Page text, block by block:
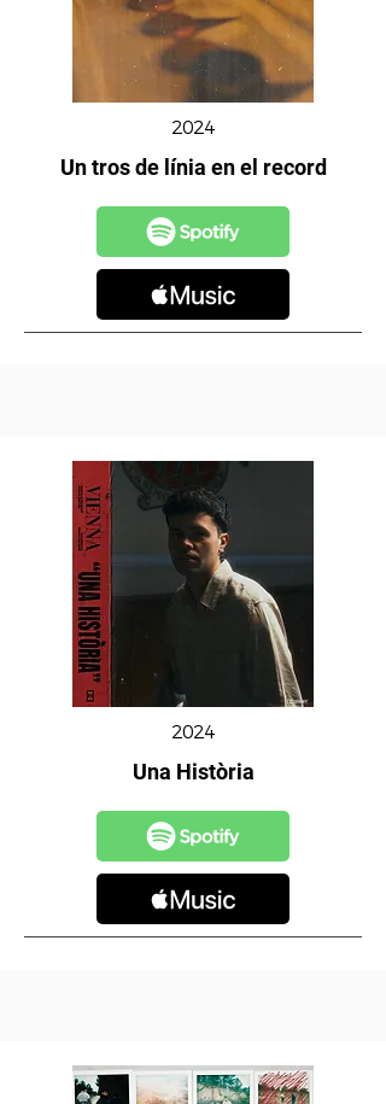
2024
Un tros de línia en el record
2024
Una Història